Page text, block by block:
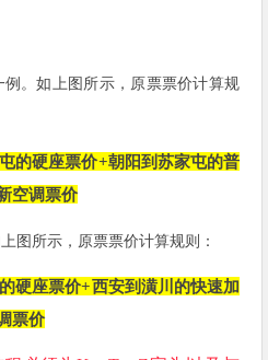
例。如上图所示， 原票票价计算规
的硬座票价+朝阳到苏家屯的普
空调票价
图所示， 原票票价计算规则：
硬座票价+西安到潢川的快速加
票价